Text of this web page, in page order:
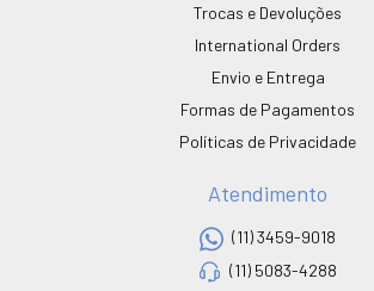
Trocas e Devoluções
International Orders
Envio e Entrega
Formas de Pagamentos
Políticas de Privacidade
Atendimento
(11) 3459-9018
(11) 5083-4288